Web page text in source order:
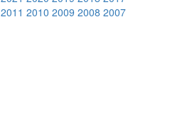
2011 2010 2009 2008 2007